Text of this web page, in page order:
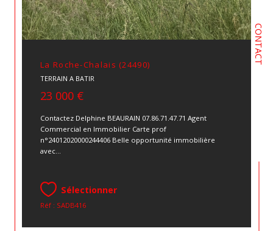
CONTACT
La Roche-Chalais (24490)
TERRAIN A BATIR
23 000 €
Contactez Delphine BEAURAIN 07.86.71.47.71 Agent
Commercial en Immobilier Carte prof
n°24012020000244406 Belle opportunité immobilière
avec...
Sélectionner
Réf : SADB416